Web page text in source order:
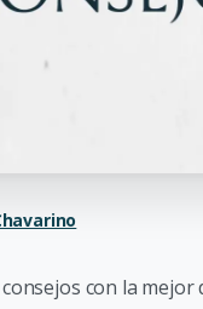
consejos con la